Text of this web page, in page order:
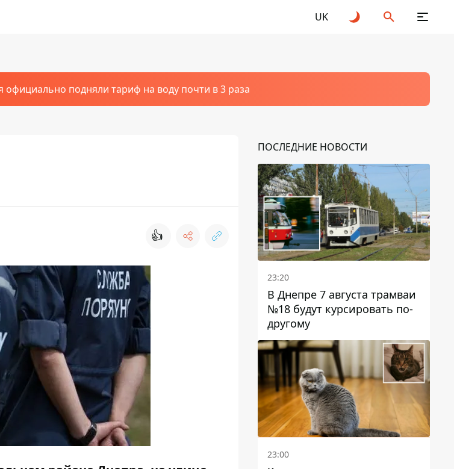
UK
официально подняли тариф на воду почти в 3 раза
👍
ПОСЛЕДНИЕ НОВОСТИ
23:20
В Днепре 7 августа трамваи
№18 будут курсировать по-
другому
23:00